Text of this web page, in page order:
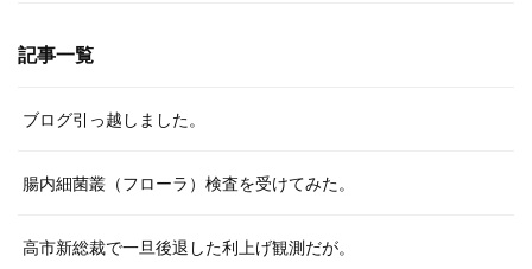
記事一覧
ブログ引っ越しました。
腸内細菌叢（フローラ）検査を受けてみた。
高市新総裁で一旦後退した利上げ観測だが。